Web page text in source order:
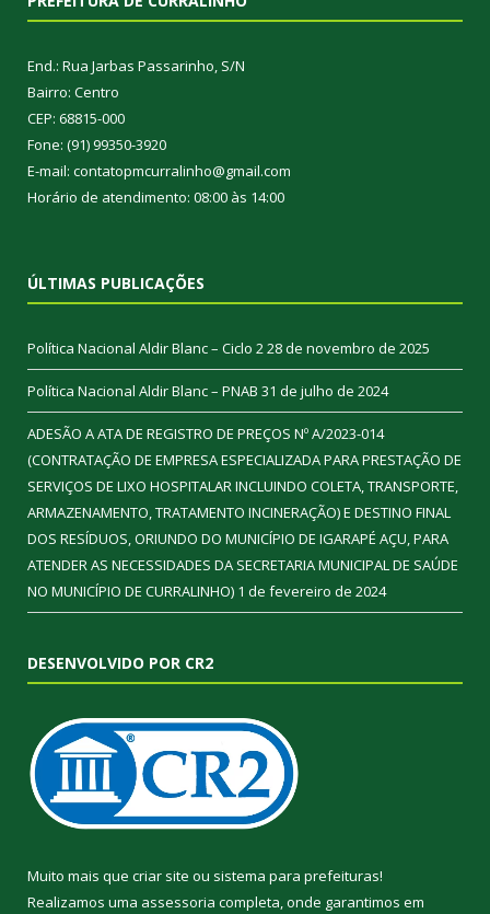
End.: Rua Jarbas Passarinho, S/N
Bairro: Centro
CEP: 68815-000
Fone: (91) 99350-3920
E-mail: contatopmcurralinho@gmail.com
Horário de atendimento: 08:00 às 14:00
ÚLTIMAS PUBLICAÇÕES
Política Nacional Aldir Blanc – Ciclo 228 de novembro de 2025
Política Nacional Aldir Blanc – PNAB 31 de julho de 2024
ADESÃO A ATA DE REGISTRO DE PREÇOS Nº A/2023-014
(CONTRATAÇÃO DE EMPRESA ESPECIALIZADA PARA PRESTAÇÃO DE
SERVIÇOS DE LIXO HOSPITALAR INCLUINDO COLETA, TRANSPORTE,
ARMAZENAMENTO, TRATAMENTO INCINERAÇÃO) E DESTINO FINAL
DOS RESÍDUOS, ORIUNDO DO MUNICÍPIO DE IGARAPÉ AÇU, PARA
ATENDER AS NECESSIDADES DA SECRETARIA MUNICIPAL DE SAÚDE
NO MUNICÍPIO DE CURRALINHO) 1 de fevereiro de 2024
DESENVOLVIDO POR CR2
Muito mais que criar site ou sistema para prefeituras!
Realizamos uma assessoria completa, onde garantimos em